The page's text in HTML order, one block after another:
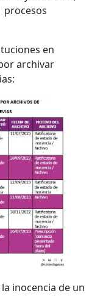
procesos
en
archivar
inocencia de un